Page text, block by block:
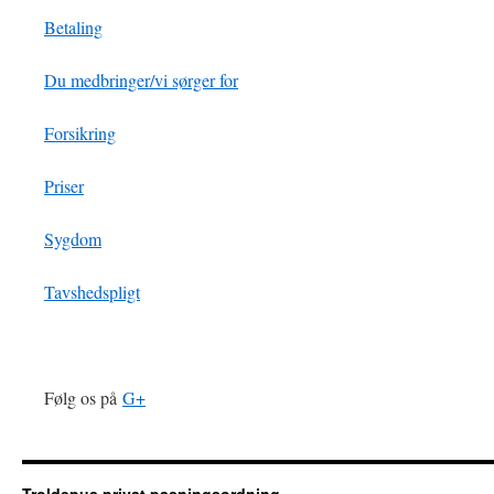
Betaling
Du medbringer/vi sørger for
Forsikring
Priser
Sygdom
Tavshedspligt
Følg os på G+